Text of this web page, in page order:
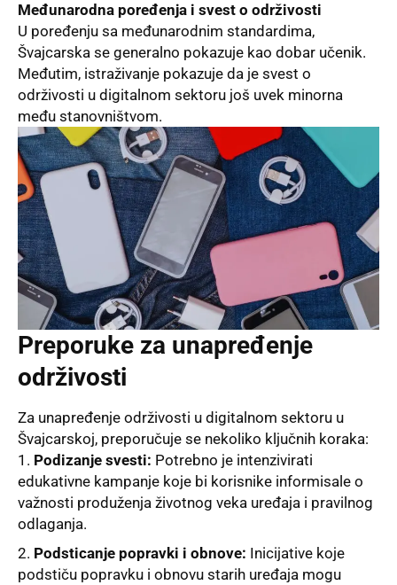
Međunarodna poređenja i svest o održivosti
U poređenju sa međunarodnim standardima,
Švajcarska se generalno pokazuje kao dobar učenik.
Međutim, istraživanje pokazuje da je svest o
održivosti u digitalnom sektoru još uvek minorna
među stanovništvom.
Preporuke za unapređenje
održivosti
Za unapređenje održivosti u digitalnom sektoru u
Švajcarskoj, preporučuje se nekoliko ključnih koraka:
Podizanje svesti: Potrebno je intenzivirati
edukativne kampanje koje bi korisnike informisale o
važnosti produženja životnog veka uređaja i pravilnog
odlaganja.
Podsticanje popravki i obnove: Inicijative koje
podstiču popravku i obnovu starih uređaja mogu